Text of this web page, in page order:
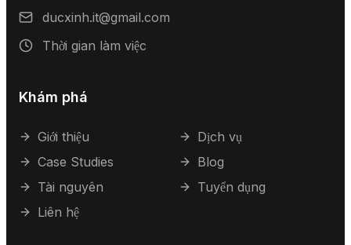
ducxinh.it@gmail.com
Thời gian làm việc
Khám phá
Giới thiệu
Dịch vụ
Case Studies
Blog
Tài nguyên
Tuyển dụng
Liên hệ